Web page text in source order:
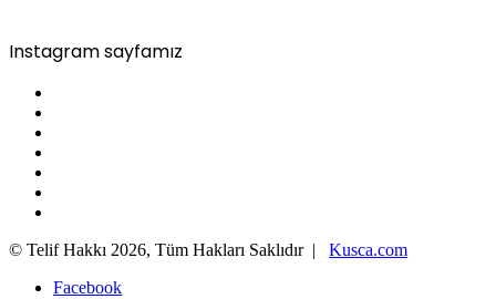
Instagram sayfamız
© Telif Hakkı 2026, Tüm Hakları Saklıdır | Kusca.com
Facebook